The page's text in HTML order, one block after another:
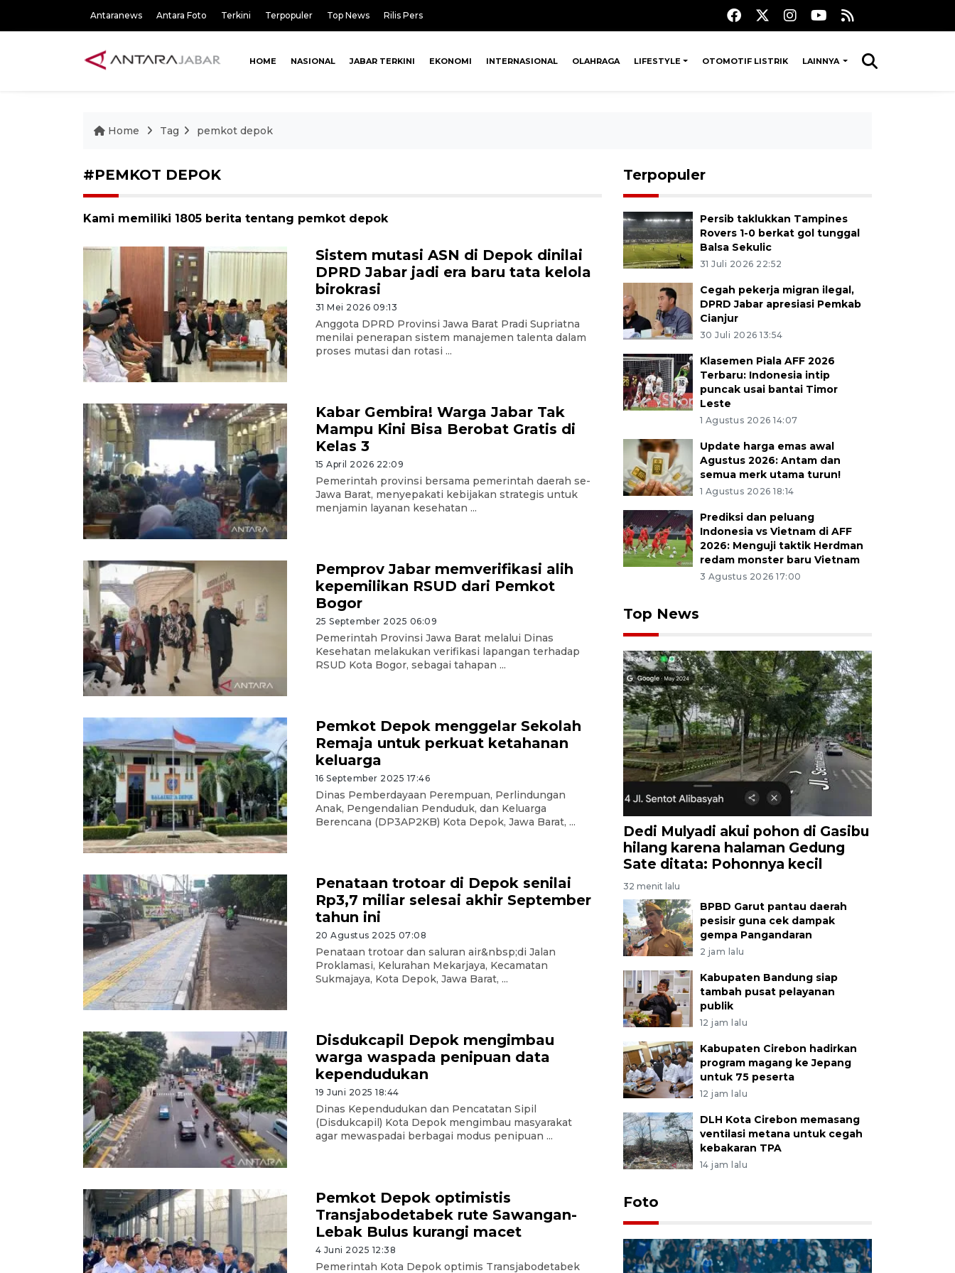
Antaranews Antara Foto Terkini Terpopuler Top News Rilis Pers
HOME NASIONAL JABAR TERKINI EKONOMI INTERNASIONAL OLAHRAGA LIFESTYLE OTOMOTIF LISTRIK LAINNYA
Home Tag pemkot depok
#PEMKOT DEPOK
Kami memiliki 1805 berita tentang pemkot depok
Sistem mutasi ASN di Depok dinilai
DPRD Jabar jadi era baru tata kelola
birokrasi
31 Mei 2026 09:13
Anggota DPRD Provinsi Jawa Barat Pradi Supriatna
menilai penerapan sistem manajemen talenta dalam
proses mutasi dan rotasi ...
Kabar Gembira! Warga Jabar Tak
Mampu Kini Bisa Berobat Gratis di
Kelas 3
15 April 2026 22:09
Pemerintah provinsi bersama pemerintah daerah se-
Jawa Barat, menyepakati kebijakan strategis untuk
menjamin layanan kesehatan ...
Pemprov Jabar memverifikasi alih
kepemilikan RSUD dari Pemkot
Bogor
25 September 2025 06:09
Pemerintah Provinsi Jawa Barat melalui Dinas
Kesehatan melakukan verifikasi lapangan terhadap
RSUD Kota Bogor, sebagai tahapan ...
Pemkot Depok menggelar Sekolah
Remaja untuk perkuat ketahanan
keluarga
16 September 2025 17:46
Dinas Pemberdayaan Perempuan, Perlindungan
Anak, Pengendalian Penduduk, dan Keluarga
Berencana (DP3AP2KB) Kota Depok, Jawa Barat, ...
Penataan trotoar di Depok senilai
Rp3,7 miliar selesai akhir September
tahun ini
20 Agustus 2025 07:08
Penataan trotoar dan saluran air&nbsp;di Jalan
Proklamasi, Kelurahan Mekarjaya, Kecamatan
Sukmajaya, Kota Depok, Jawa Barat, ...
Disdukcapil Depok mengimbau
warga waspada penipuan data
kependudukan
19 Juni 2025 18:44
Dinas Kependudukan dan Pencatatan Sipil
(Disdukcapil) Kota Depok mengimbau masyarakat
agar mewaspadai berbagai modus penipuan ...
Pemkot Depok optimistis
Transjabodetabek rute Sawangan-
Lebak Bulus kurangi macet
4 Juni 2025 12:38
Pemerintah Kota Depok optimis Transjabodetabek
Terpopuler
Persib taklukkan Tampines
Rovers 1-0 berkat gol tunggal
Balsa Sekulic
31 Juli 2026 22:52
Cegah pekerja migran ilegal,
DPRD Jabar apresiasi Pemkab
Cianjur
30 Juli 2026 13:54
Klasemen Piala AFF 2026
Terbaru: Indonesia intip
puncak usai bantai Timor
Leste
1 Agustus 2026 14:07
Update harga emas awal
Agustus 2026: Antam dan
semua merk utama turun!
1 Agustus 2026 18:14
Prediksi dan peluang
Indonesia vs Vietnam di AFF
2026: Menguji taktik Herdman
redam monster baru Vietnam
3 Agustus 2026 17:00
Top News
Dedi Mulyadi akui pohon di Gasibu
hilang karena halaman Gedung
Sate ditata: Pohonnya kecil
32 menit lalu
BPBD Garut pantau daerah
pesisir guna cek dampak
gempa Pangandaran
2 jam lalu
Kabupaten Bandung siap
tambah pusat pelayanan
publik
12 jam lalu
Kabupaten Cirebon hadirkan
program magang ke Jepang
untuk 75 peserta
12 jam lalu
DLH Kota Cirebon memasang
ventilasi metana untuk cegah
kebakaran TPA
14 jam lalu
Foto